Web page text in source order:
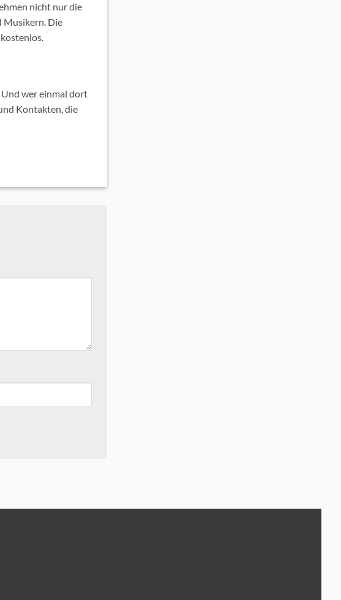
nicht nur die
Musikern. Die
wer einmal dort
Kontakten, die